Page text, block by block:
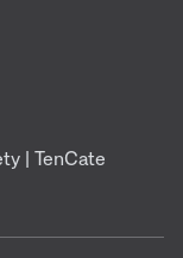
| TenCate